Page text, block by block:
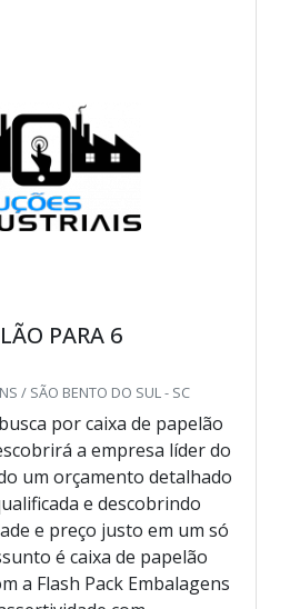
PARA 6
/ SÃO BENTO DO SUL - SC
por caixa de papelão
a empresa líder do
um orçamento detalhado
e descobrindo
e preço justo em um só
é caixa de papelão
a Flash Pack Embalagens